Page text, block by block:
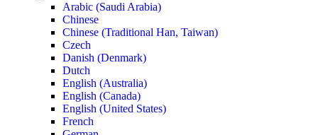
Arabic (Saudi Arabia)
Chinese
Chinese (Traditional Han, Taiwan)
Czech
Danish (Denmark)
Dutch
English (Australia)
English (Canada)
English (United States)
French